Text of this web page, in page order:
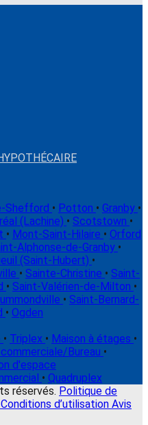
Shefford • Potton • Granby •
(Lachine) • Scotstown •
• Mont-Saint-Hilaire • Orford
Alphonse-de-Granby •
(Saint-Hubert) •
• Sainte-Christine • Saint-
• Saint-Valérien-de-Milton •
• Saint-Bernard-
• Ogden
• Triplex • Maison à étages •
Bureau •
d'espace
• Quadruplex
réservés. Politique de
Conditions d’utilisation Avis